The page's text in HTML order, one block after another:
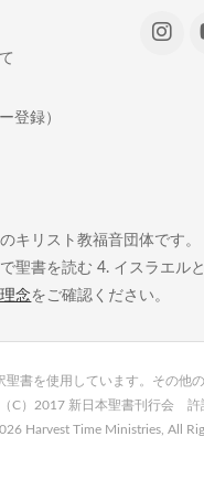
登録）
キリスト教福音団体です
聖書を読む 4. イスラエル
念をご確認ください。
書を使用しています。その他
C）2017 新日本聖書刊行会 許
Harvest Time Ministries, All